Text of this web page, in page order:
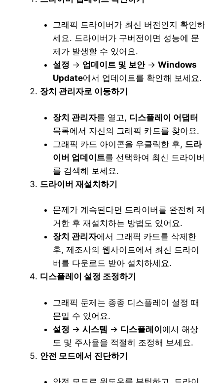
그래픽 드라이버가 최신 버전인지 확인하
세요. 드라이버가 구버전이면 성능에 문
제가 발생할 수 있어요.
설정 → 업데이트 및 보안→ Windows
Update에서 업데이트를 확인해 보세요.
장치 관리자로 이동하기
장치 관리자를 열고, 디스플레이 어댑터
목록에서 자신의 그래픽 카드를 찾아요.
그래픽 카드 아이콘을 우클릭한 후, 드라
이버 업데이트를 선택하여 최신 드라이버
를 검색해 보세요.
드라이버 재설치하기
문제가 계속된다면 드라이버를 완전히 제
거한 후 재설치하는 방법도 있어요.
장치 관리자에서 그래픽 카드를 삭제한
후, 제조사의 웹사이트에서 최신 드라이
버를 다운로드 받아 설치하세요.
디스플레이 설정 조정하기
그래픽 문제는 종종 디스플레이 설정 때
문일 수 있어요.
설정 → 시스템 → 디스플레이에서 해상
도 및 주사율을 적절히 조정해 보세요.
안전 모드에서 진단하기